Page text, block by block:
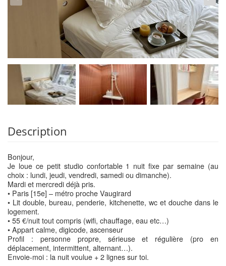
Description
Bonjour,
Je loue ce petit studio confortable 1 nuit fixe par semaine (au
choix : lundi, jeudi, vendredi, samedi ou dimanche).
Mardi et mercredi déjà pris.
• Paris [15e] – métro proche Vaugirard
• Lit double, bureau, penderie, kitchenette, wc et douche dans le
logement.
• 55 €/nuit tout compris (wifi, chauffage, eau etc…)
• Appart calme, digicode, ascenseur
Profil : personne propre, sérieuse et régulière (pro en
déplacement, intermittent, alternant…).
Envoie-moi : la nuit voulue + 2 lignes sur toi.